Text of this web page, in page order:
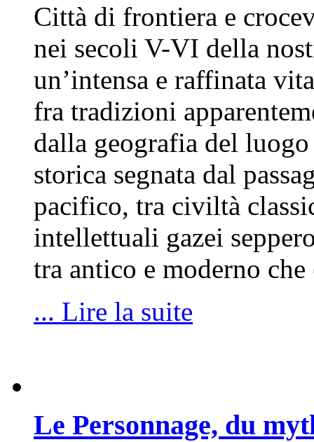
Città di frontiera e
nei secoli V-VI della
un’intensa e raffinata
fra tradizioni
dalla geografia del
storica segnata dal
pacifico, tra civiltà
intellettuali gazei
tra antico e moderno
... Lire la suite
Le Personnage, du